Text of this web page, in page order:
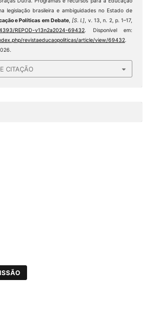
legislação brasileira e ambiguidades no Estado de
e Políticas em Debate,[S. l.], v. 13, n. 2, p. 1–17,
REPOD-v13n2a2024-69432. Disponível em:
revistaeducaopoliticas/article/view/69432.
CITAÇÃO